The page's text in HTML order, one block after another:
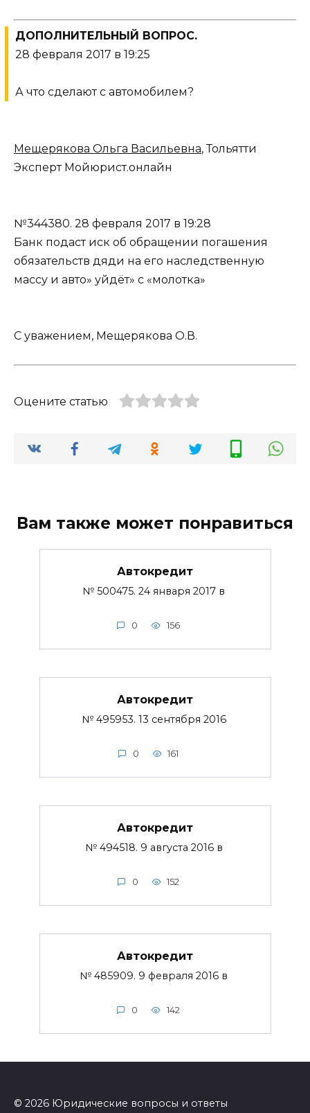
ДОПОЛНИТЕЛЬНЫЙ ВОПРОС.
28 февраля 2017 в 19:25
А что сделают с автомобилем?
Мещерякова Ольга Васильевна, Тольятти
Эксперт Мойюрист.онлайн
№344380. 28 февраля 2017 в 19:28
Банк подаст иск об обращении погашения
обязательств дяди на его наследственную
массу и авто» уйдёт» с «молотка»
С уважением, Мещерякова О.В.
Оцените статью
Вам также может понравиться
Автокредит
№ 500475. 24 января 2017 в
0 156
Автокредит
№ 495953. 13 сентября 2016
0 161
Автокредит
№ 494518. 9 августа 2016 в
0 152
Автокредит
№ 485909. 9 февраля 2016 в
0 142
© 2026 Юридические вопросы и ответы